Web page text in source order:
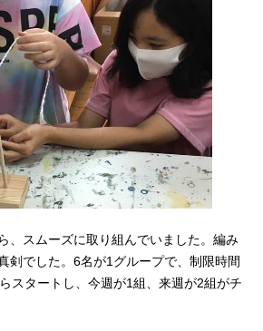
、スムーズに取り組んでいました。編み
剣でした。6名が1グループで、制限時間
スタートし、今週が1組、来週が2組がチ